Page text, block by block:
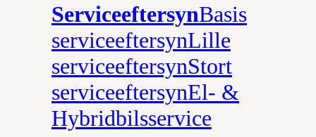
ServiceeftersynBasis
serviceeftersynLille
serviceeftersynStort
serviceeftersynEl- &
Hybridbilsservice